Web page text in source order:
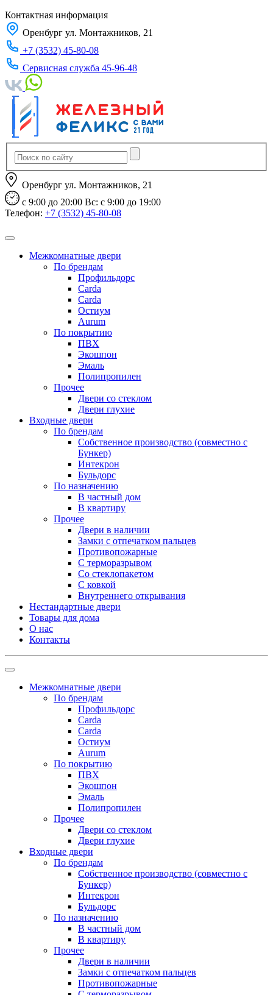
Контактная информация
Оренбург ул. Монтажников, 21
+7 (3532) 45-80-08
Сервисная служба 45-96-48
​ Оренбург ул. Монтажников, 21
​ с 9:00 до 20:00 Вс: с 9:00 до 19:00
Телефон: +7 (3532) 45-80-08
Межкомнатные двери
По брендам
Профильдорс
Carda
Carda
Остиум
Aurum
По покрытию
ПВХ
Экошпон
Эмаль
Полипропилен
Прочее
Двери со стеклом
Двери глухие
Входные двери
По брендам
Собственное производство (совместно с
Бункер)
Интекрон
Бульдорс
По назначению
В частный дом
В квартиру
Прочее
Двери в наличии
Замки с отпечатком пальцев
Противопожарные
С терморазрывом
Со стеклопакетом
С ковкой
Внутреннего открывания
Нестандартные двери
Товары для дома
О нас
Контакты
Межкомнатные двери
По брендам
Профильдорс
Carda
Carda
Остиум
Aurum
По покрытию
ПВХ
Экошпон
Эмаль
Полипропилен
Прочее
Двери со стеклом
Двери глухие
Входные двери
По брендам
Собственное производство (совместно с
Бункер)
Интекрон
Бульдорс
По назначению
В частный дом
В квартиру
Прочее
Двери в наличии
Замки с отпечатком пальцев
Противопожарные